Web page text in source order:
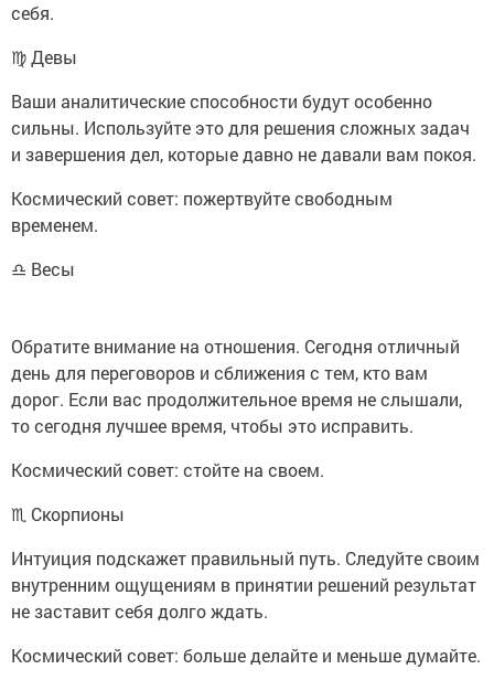
себя.
♍ Девы
Ваши аналитические способности будут особенно
сильны. Используйте это для решения сложных задач
и завершения дел, которые давно не давали вам покоя.
Космический совет: пожертвуйте свободным
временем.
♎ Весы
Обратите внимание на отношения. Сегодня отличный
день для переговоров и сближения с тем, кто вам
дорог. Если вас продолжительное время не слышали,
то сегодня лучшее время, чтобы это исправить.
Космический совет: стойте на своем.
♏ Скорпионы
Интуиция подскажет правильный путь. Следуйте своим
внутренним ощущениям в принятии решений результат
не заставит себя долго ждать.
Космический совет: больше делайте и меньше думайте.